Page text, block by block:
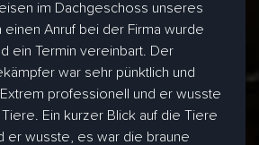
im Dachgeschoss unseres
einen Anruf bei der Firma wurde
ein Termin vereinbart. Der
war sehr pünktlich und
professionell und er wusste
Ein kurzer Blick auf die Tiere
er wusste, es war die braune